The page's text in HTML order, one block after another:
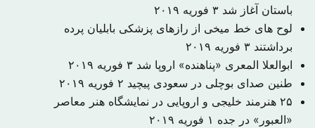
باستان آغاز شد ۳ فوریه ۲۰۱۹
لوح های خط میخی از رازهای پزشکی بابلیان پرده
برداشتند ۳ فوریه ۲۰۱۹
ابوالعلا المعری «پناهنده» اروپا شد ۳ فوریه ۲۰۱۹
طنین صدای بوچلی در سعودی پیچید ۲ فوریه ۲۰۱۹
۲۵ هنرمند خلیجی و اروپایی در نمایشگاه هنر معاصر
«العبور» در جده ۱ فوریه ۲۰۱۹